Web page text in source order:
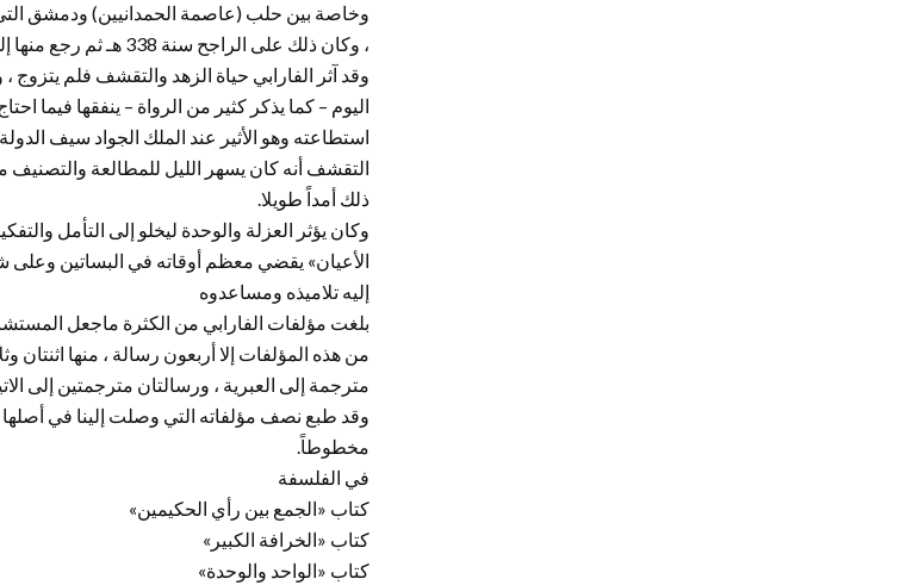
وخاصة بين حلب (عاصمة الحمدانيين) ودمشق
، وكان ذلك على الراجح سنة 338 هـ ثم رجع منها إلى دمشق حيث توفي سنة 339 هـ.
وقد آثر الفارابي حياة الزهد والتقشف فلم
اليوم – كما يذكر كثير من الرواة – ينفقها فيما
استطاعته وهو الأثير عند الملك الجواد سيف
التقشف أنه كان يسهر الليل للمطالعة والتصنيف
ذلك أمداً طويلا.
وكان يؤثر العزلة والوحدة ليخلو إلى التأمل
الأعيان» يقضي معظم أوقاته في البساتين وعلى
إليه تلاميذه ومساعدوه
بلغت مؤلفات الفارابي من الكثرة ماجعل
من هذه المؤلفات إلا أربعون رسالة ، منها
مترجمة إلى العبرية ، ورسالتان مترجمتين إلى
وقد طبع نصف مؤلفاته التي وصلت إلينا في أصلها
مخطوطاً.
في الفلسفة
كتاب «الجمع بين رأي الحكيمين»
كتاب «الخرافة الكبير»
كتاب «الواحد والوحدة»